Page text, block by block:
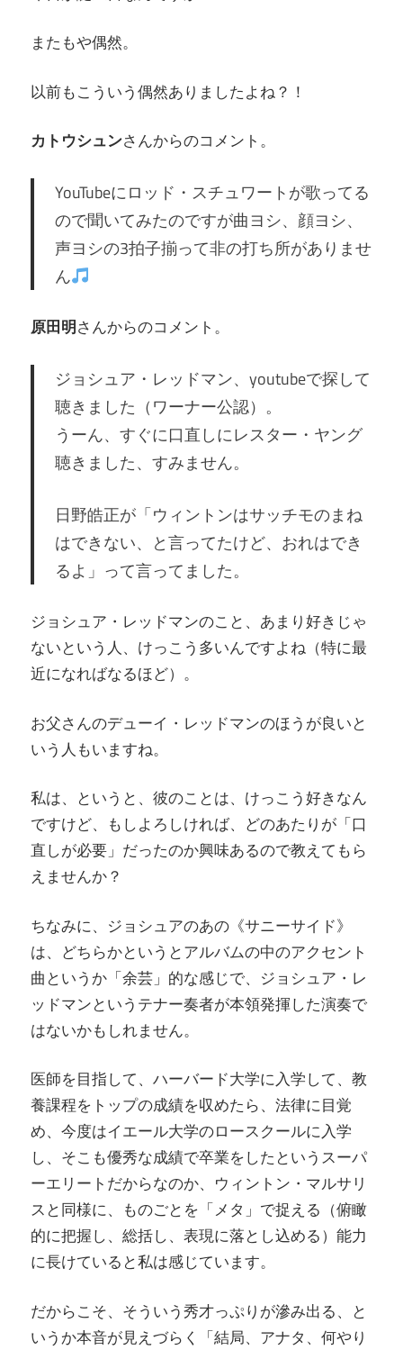
またもや偶然。
以前もこういう偶然ありましたよね？！
カトウシュンさんからのコメント。
YouTubeにロッド・スチュワートが歌ってる
ので聞いてみたのですが曲ヨシ、顔ヨシ、
声ヨシの3拍子揃って非の打ち所がありませ
ん
原田明さんからのコメント。
ジョシュア・レッドマン、youtubeで探して
聴きました（ワーナー公認）。
うーん、すぐに口直しにレスター・ヤング
聴きました、すみません。
日野皓正が「ウィントンはサッチモのまね
はできない、と言ってたけど、おれはでき
るよ」って言ってました。
ジョシュア・レッドマンのこと、あまり好きじゃ
ないという人、けっこう多いんですよね（特に最
近になればなるほど）。
お父さんのデューイ・レッドマンのほうが良いと
いう人もいますね。
私は、というと、彼のことは、けっこう好きなん
ですけど、もしよろしければ、どのあたりが「口
直しが必要」だったのか興味あるので教えてもら
えませんか？
ちなみに、ジョシュアのあの《サニーサイド》
は、どちらかというとアルバムの中のアクセント
曲というか「余芸」的な感じで、ジョシュア・レ
ッドマンというテナー奏者が本領発揮した演奏で
はないかもしれません。
医師を目指して、ハーバード大学に入学して、教
養課程をトップの成績を収めたら、法律に目覚
め、今度はイエール大学のロースクールに入学
し、そこも優秀な成績で卒業をしたというスーパ
ーエリートだからなのか、ウィントン・マルサリ
スと同様に、ものごとを「メタ」で捉える（俯瞰
的に把握し、総括し、表現に落とし込める）能力
に長けていると私は感じています。
だからこそ、そういう秀才っぷりが滲み出る、と
いうか本音が見えづらく「結局、アナタ、何やり